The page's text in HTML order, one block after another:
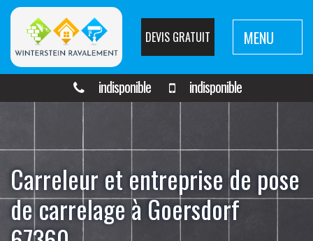
DEVIS GRATUIT MENU
indisponible indisponible
Carreleur et entreprise de pose
de carrelage à Goersdorf